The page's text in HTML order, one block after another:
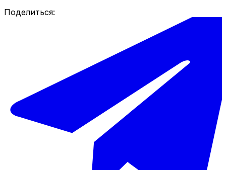
Поделиться: